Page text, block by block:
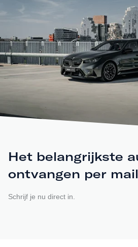
Het belangrijkste
ontvangen per
Schrijf je nu direct in.